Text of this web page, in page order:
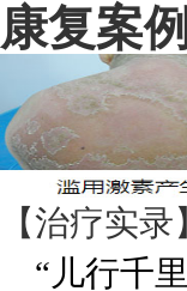
康复案例
【治疗实
“儿行千